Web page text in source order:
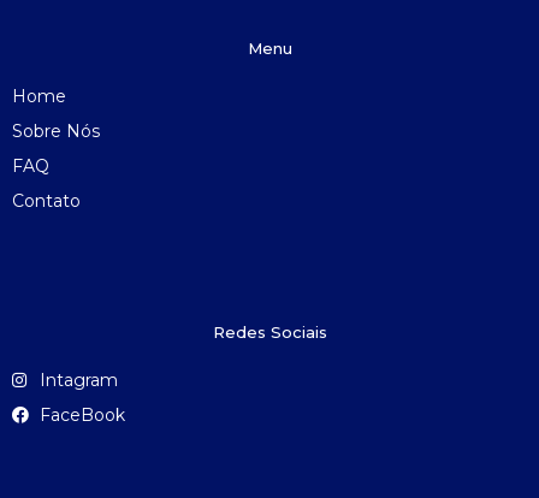
Menu
Home
Sobre Nós
FAQ
Contato
Redes Sociais
Intagram
FaceBook